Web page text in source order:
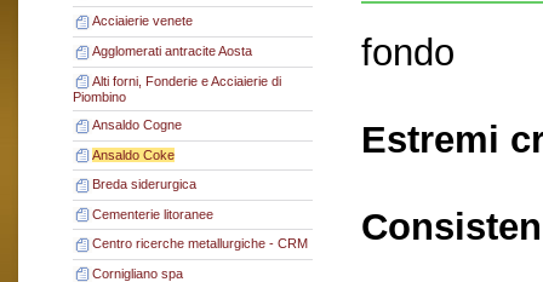
Acciaierie venete
Agglomerati antracite Aosta
Alti forni, Fonderie e Acciaierie di
Piombino
Ansaldo Cogne
Ansaldo Coke
Breda siderurgica
Cementerie litoranee
Centro ricerche metallurgiche - CRM
Cornigliano spa
fondo
Estremi